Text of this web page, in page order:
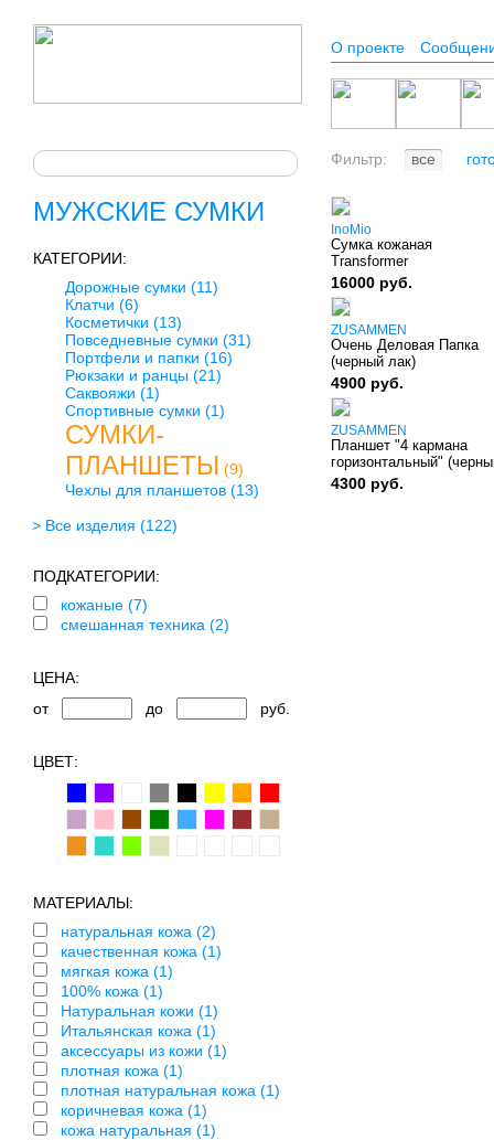
О проекте
МУЖСКИЕ СУМКИ
КАТЕГОРИИ:
Дорожные сумки (11)
Клатчи (6)
Косметички (13)
Повседневные сумки (31)
Портфели и папки (16)
Рюкзаки и ранцы (21)
Саквояжи (1)
Спортивные сумки (1)
СУМКИ-
ПЛАНШЕТЫ (9)
Чехлы для планшетов (13)
> Все изделия (122)
ПОДКАТЕГОРИИ:
кожаные (7)
смешанная техника (2)
ЦЕНА:
от
до руб.
ЦВЕТ:
МАТЕРИАЛЫ:
натуральная кожа (2)
качественная кожа (1)
мягкая кожа (1)
100% кожа (1)
Натуральная кожи (1)
Итальянская кожа (1)
аксессуары из кожи (1)
плотная кожа (1)
плотная натуральная кожа (1)
коричневая кожа (1)
кожа натуральная (1)
Фильтр: все
InoMio
Сумка кожаная
Transformer
16000 руб.
ZUSAMMEN
Очень Деловая Папка
(черный лак)
4900 руб.
ZUSAMMEN
Планшет "4 кармана
горизонтальный"
4300 руб.